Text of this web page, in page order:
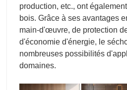
production, etc., ont
bois. Grâce à ses avantages
main-d'œuvre, de protection
d'économie d'énergie, le
nombreuses possibilités
domaines.